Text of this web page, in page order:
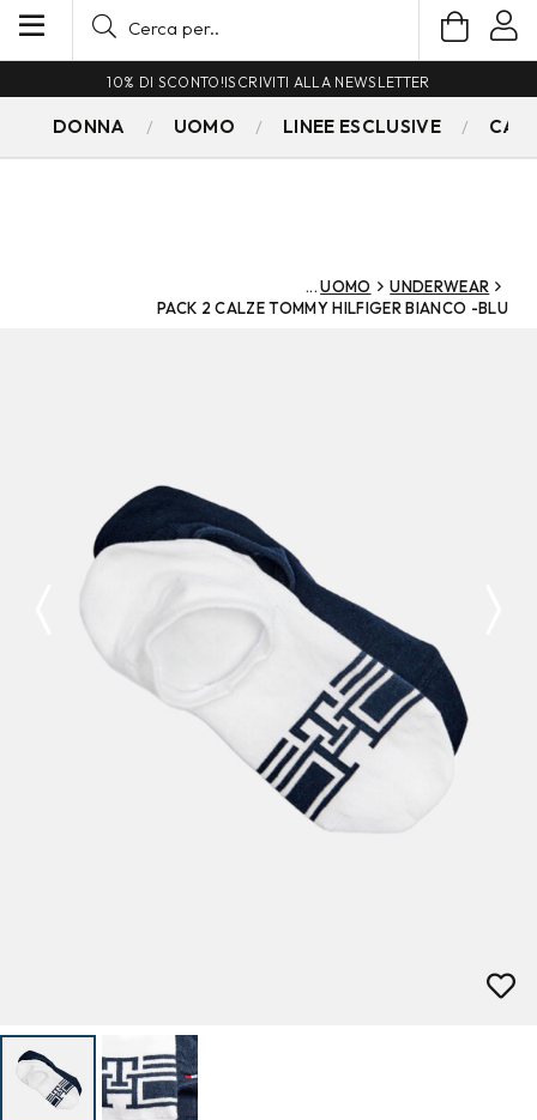
10% DI SCONTO!ISCRIVITI ALLA NEWSLETTER
DONNA UOMO LINEE ESCLUSIVE
UOMO
UNDERWEAR
PACK 2 CALZE TOMMY HILFIGER BIANCO -BLU